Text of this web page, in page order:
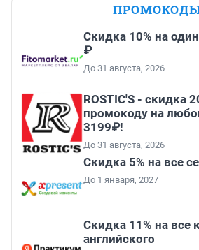
Скидка 10% на
₽
До 31 августа, 2026
ROSTIC'S - скидка
промокоду на
3199₽!
До 31 августа, 2026
Скидка 5% на все
До 1 января, 2027
Скидка 11% на все
английского